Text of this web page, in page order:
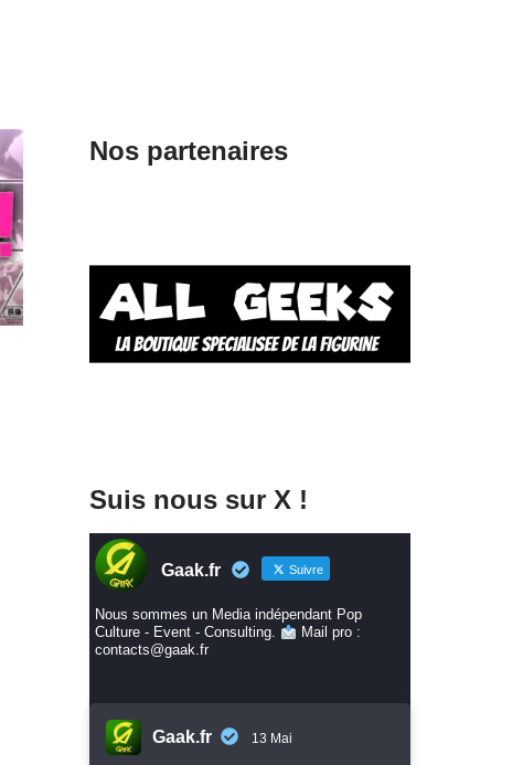
Nos partenaires
Suis nous sur X !
Gaak.fr Suivre
Nous sommes un Media indépendant Pop
Culture - Event - Consulting.
Mail pro :
contacts@gaak.fr
Gaak.fr 13 Mai